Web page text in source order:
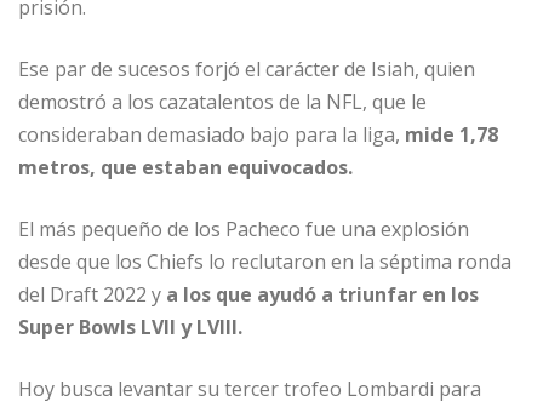
prisión.
Ese par de sucesos forjó el carácter de Isiah, quien
demostró a los cazatalentos de la NFL, que le
consideraban demasiado bajo para la liga, mide 1,78
metros, que estaban equivocados.
El más pequeño de los Pacheco fue una explosión
desde que los Chiefs lo reclutaron en la séptima ronda
del Draft 2022 y a los que ayudó a triunfar en los
Super Bowls LVII y LVIII.
Hoy busca levantar su tercer trofeo Lombardi para